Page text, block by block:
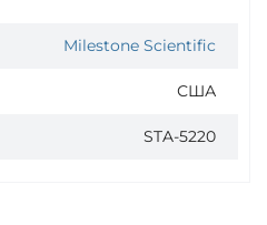
Milestone Scientific
США
STA-5220